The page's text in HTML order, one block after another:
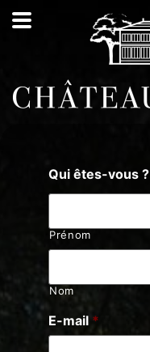
Qui êtes-vous ?
Prénom
Nom
E-mail *